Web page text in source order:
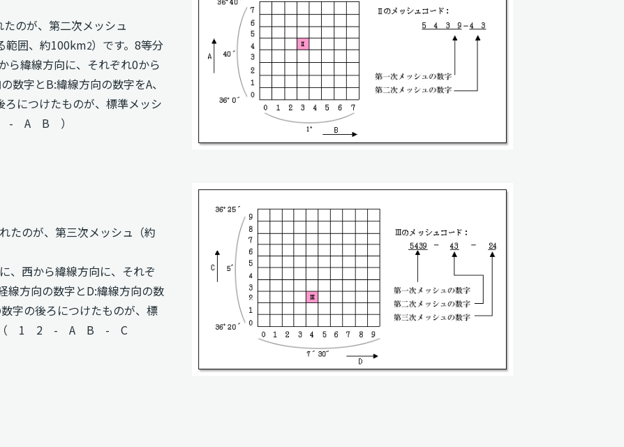
のが、第二次メッシュ
範囲、約100km2）です。8等分
ら緯線方向に、それぞれ0から
数字とB:緯線方向の数字をA、
につけたものが、標準メッシ
2 - A B ）
たのが、第三次メッシュ（約
、西から緯線方向に、それぞ
線方向の数字とD:緯線方向の数
字の後ろにつけたものが、標
す。（ 1 2 - A B - C